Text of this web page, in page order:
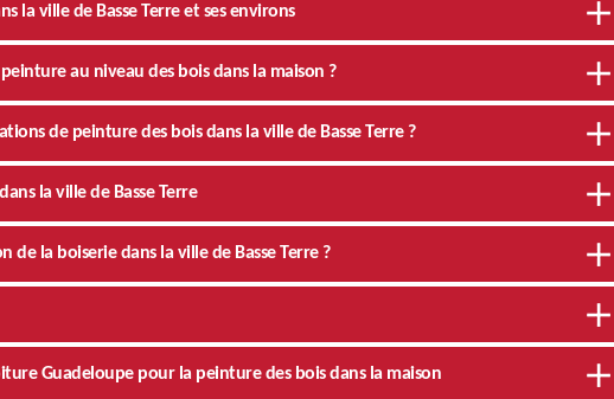
la ville de Basse Terre et ses environs
au niveau des bois dans la maison ?
de peinture des bois dans la ville de Basse Terre ?
la ville de Basse Terre
la boiserie dans la ville de Basse Terre ?
Guadeloupe pour la peinture des bois dans la maison